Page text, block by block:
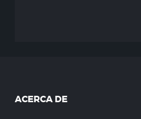
ACERCA DE